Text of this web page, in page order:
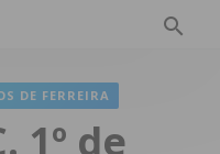
DE FERREIRA
1º de